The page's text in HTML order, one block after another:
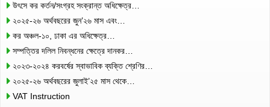
উৎসে কর কর্তন/সংগ্রহ সংক্রান্ত অধিক্ষেত্র…
২০২৫-২৬ অর্থবছরের জুন’২৬ মাস এবং…
কর অঞ্চল-১০, ঢাকা এর অধিক্ষেত্র…
সম্পত্তির দলিল নিবন্ধনের ক্ষেত্রে দানকর…
২০২৩-২০২৪ করবর্ষের স্বাভাবিক ব্যক্তি শ্রেণির…
২০২৫-২৬ অর্থবছরের জুলাই’২৫ মাস থেকে…
VAT Instruction